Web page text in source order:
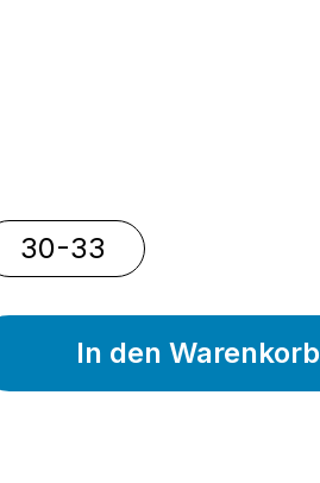
30-33
In den Warenkorb